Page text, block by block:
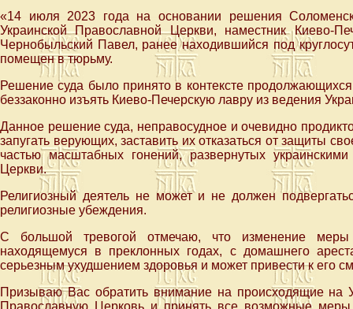
«14 июля 2023 года на основании решения
Украинской Православной Церкви, наместник Киево-
Чернобыльский Павел, ранее находившийся под
помещен в тюрьму.
Решение суда было принято в контексте
беззаконно изъять Киево-Печерскую лавру из ведения
Данное решение суда, неправосудное и очевидно
запугать верующих, заставить их отказаться от защиты
частью масштабных гонений, развернутых
Церкви.
Религиозный деятель не может и не должен
религиозные убеждения.
С большой тревогой отмечаю, что изменение меры
находящемуся в преклонных годах, с домашнего
серьезным ухудшением здоровья и может привести к его
Призываю Вас обратить внимание на происходящие на
Православную Церковь и принять все возможные меры